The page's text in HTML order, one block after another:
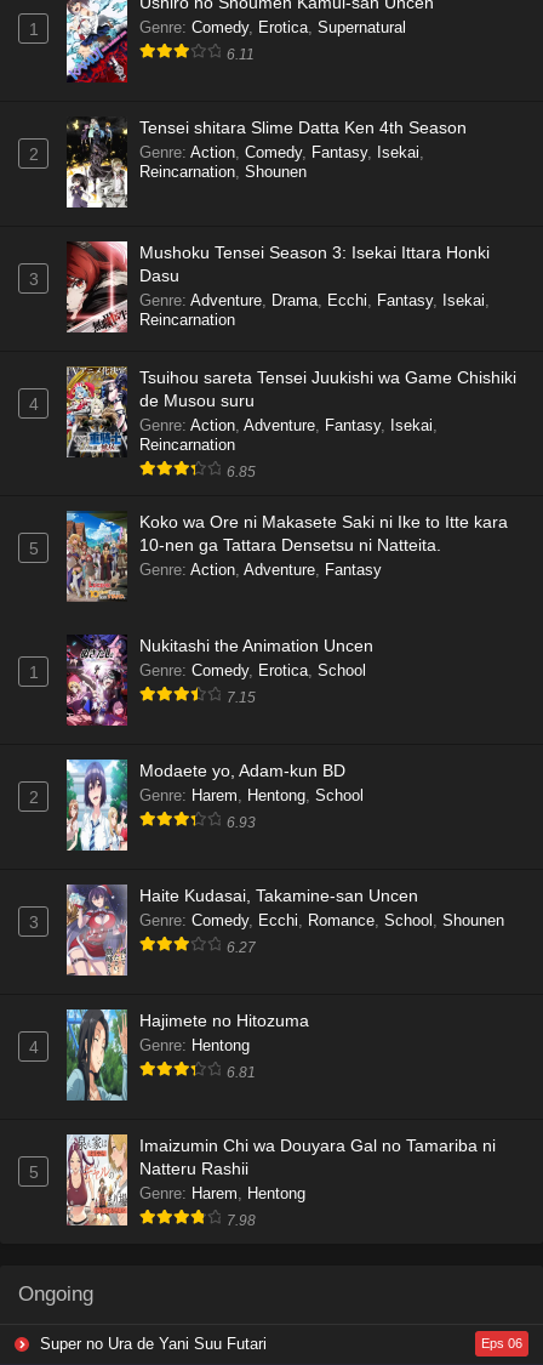
1 Genre: Comedy, Erotica, Supernatural
6.11
2
Tensei shitara Slime Datta Ken 4th Season
Genre: Action, Comedy, Fantasy, Isekai,
Reincarnation, Shounen
3
Mushoku Tensei Season 3: Isekai Ittara Honki
Dasu
Genre: Adventure, Drama, Ecchi, Fantasy, Isekai,
Reincarnation
4
Tsuihou sareta Tensei Juukishi wa Game Chishiki
de Musou suru
Genre: Action, Adventure, Fantasy, Isekai,
Reincarnation
6.85
5
Koko wa Ore ni Makasete Saki ni Ike to Itte kara
10-nen ga Tattara Densetsu ni Natteita.
Genre: Action, Adventure, Fantasy
1
Nukitashi the Animation Uncen
Genre: Comedy, Erotica, School
7.15
2
Modaete yo, Adam-kun BD
Genre: Harem, Hentong, School
6.93
3
Haite Kudasai, Takamine-san Uncen
Genre: Comedy, Ecchi, Romance, School , Shounen
6.27
4
Hajimete no Hitozuma
Genre: Hentong
6.81
5
Imaizumin Chi wa Douyara Gal no Tamariba ni
Natteru Rashii
Genre: Harem, Hentong
7.98
Ongoing
Super no Ura de Yani Suu Futari Eps 06